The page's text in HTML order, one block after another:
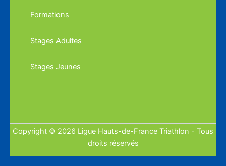
Formations
Stages Adultes
Stages Jeunes
Copyright © 2026 Ligue Hauts-de-France Triathlon - Tous
droits réservés